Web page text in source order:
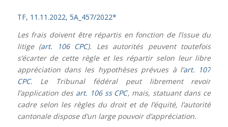
TF, 11.11.2022, 5A_457/2022*
Les frais doivent être répartis en fonction de l’issue du
litige (art. 106 CPC). Les autorités peuvent toutefois
s’écarter de cette règle et les répartir selon leur libre
appréciation dans les hypothèses prévues à l’art. 107
CPC. Le Tribunal fédéral peut librement revoir
l’application des art. 106 ss CPC, mais, statuant dans ce
cadre selon les règles du droit et de l’équité, l’autorité
cantonale dispose d’un large pouvoir d’appréciation.